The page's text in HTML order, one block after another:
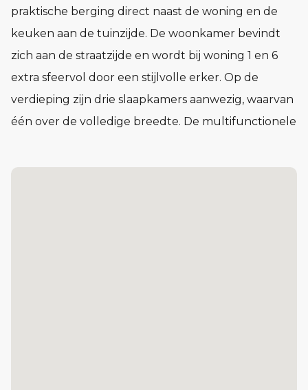
praktische berging direct naast de woning en de
keuken aan de tuinzijde. De woonkamer bevindt
zich aan de straatzijde en wordt bij woning 1 en 6
extra sfeervol door een stijlvolle erker. Op de
verdieping zijn drie slaapkamers aanwezig, waarvan
één over de volledige breedte. De multifunctionele
aparte techniekruimte aanwezig. Ook parkeer je